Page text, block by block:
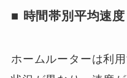
■ 時間帯別平均速度
ホームルーターは利